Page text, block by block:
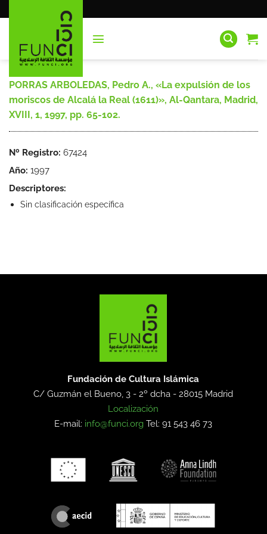
al
PORRAS ARBOLEDAS, Pedro A., «La expulsión de los
moriscos de Alcalá la Real (1611)», Al-Qantara, Madrid,
XVIII, 1, 1997, pp. 65-102.
Nº Registro: 67424
Año: 1997
Descriptores:
Sin clasificación específica
Fundación de Cultura Islámica
C/ Guzmán el Bueno, 3 - 2º dcha -28015 Madrid
Localización
E-mail: info@funci.org Tel: 91 543 46 73